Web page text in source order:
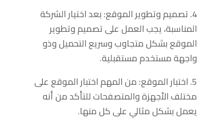
4. تصميم وتطوير الموقع: بعد اختيار الشركة
المناسبة، يجب العمل على تصميم وتطوير
الموقع بشكل متجاوب وسريع التحميل وذو
واجهة مستخدم مستقبلية.
5. اختبار الموقع: من المهم اختبار الموقع على
مختلف الأجهزة والمتصفحات للتأكد من أنه
يعمل بشكل مثالي على كل منها.